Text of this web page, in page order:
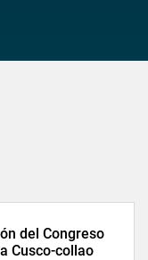
del Congreso
Cusco-collao